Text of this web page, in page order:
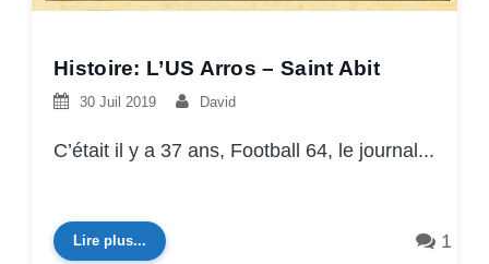
Histoire: L’US Arros – Saint Abit
30 Juil 2019 David
C’était il y a 37 ans, Football 64, le journal...
Lire plus... 1